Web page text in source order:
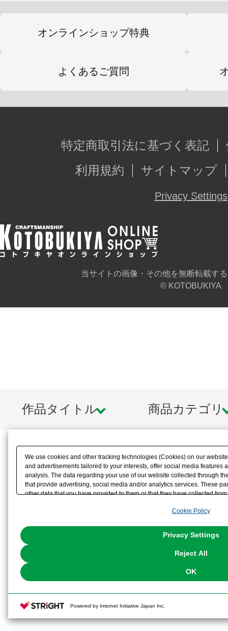
オンラインショップ特典
よくあるご質問
特定商取引法に基づく表記
利用規約
サイトマップ
Privacy Settings
当サイトの画像・その他を無断転載す
© KOTOBUKIYA
作品タイトル 商品カテゴリ
We use cookies and other tracking technologies (Cookies) on our
and advertisements tailored to your interests, offer social media features
analysis. The data regarding your use of our website collected through
that provide advertising, social media and/or analytics services. These
other data that you have provided to them or that they have collected
the use of all Cookies except for Strictly Necessary Cookies, please
You can change your consent or rejection settings at any time via
Cookie Policy
Privacy Settings
Reject All
OK
Powered by Internet Initiative Japan Inc.